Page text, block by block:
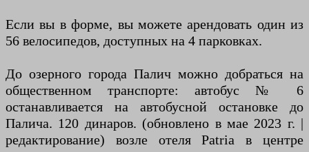
Если вы в форме, вы можете арендовать один из
56 велосипедов, доступных на 4 парковках.
До озерного города Палич можно добраться на
общественном транспорте: автобус № 6
останавливается на автобусной остановке до
Палича. 120 динаров. (обновлено в мае 2023 г. |
редактирование) возле отеля Patria в центре